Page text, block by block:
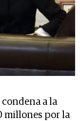
a la
millones por la